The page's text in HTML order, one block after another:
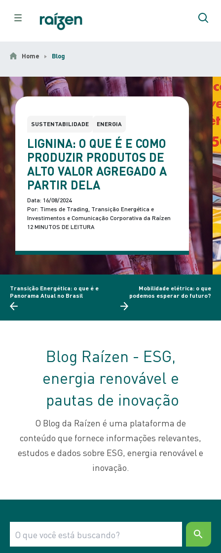
Home Blog
Transição Energética: o que é e
Panorama Atual no Brasil
SUSTENTABILIDADE ENERGIA
LIGNINA: O QUE É E COMO
PRODUZIR PRODUTOS DE
ALTO VALOR AGREGADO A
PARTIR DELA
Data: 16/08/2024
Por: Times de Trading, Transição Energética e
Investimentos e Comunicação Corporativa da Raízen
12 MINUTOS DE LEITURA
Mobilidade elétrica: o que
podemos esperar do futuro?
Blog Raízen - ESG,
energia renovável e
pautas de inovação
O Blog da Raízen é uma plataforma de
conteúdo que fornece informações relevantes,
estudos e dados sobre ESG, energia renovável e
inovação.